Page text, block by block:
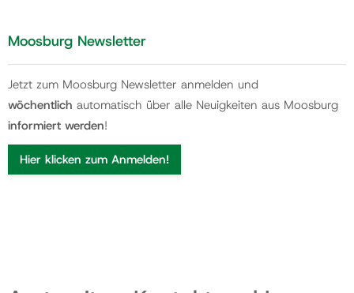
Moosburg Newsletter
Jetzt zum Moosburg Newsletter anmelden und
wöchentlich automatisch über alle Neuigkeiten aus Moosburg
informiert werden!
Hier klicken zum Anmelden!